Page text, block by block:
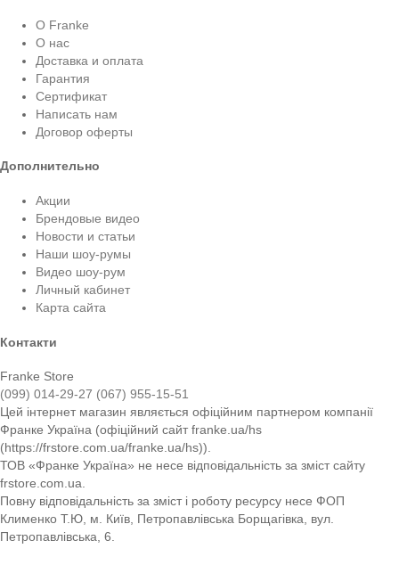
О Franke
О нас
Доставка и оплата
Гарантия
Сертификат
Написать нам
Договор оферты
Дополнительно
Акции
Брендовые видео
Новости и статьи
Наши шоу-румы
Видео шоу-рум
Личный кабинет
Карта сайта
Контакти
Franke Store
(099) 014-29-27 (067) 955-15-51
Цей інтернет магазин являється офіційним партнером компанії
Франке Україна (офіційний сайт franke.ua/hs
(https://frstore.com.ua/franke.ua/hs)).
ТОВ «Франке Україна» не несе відповідальність за зміст сайту
frstore.com.ua.
Повну відповідальність за зміст і роботу ресурсу несе ФОП
Клименко Т.Ю, м. Київ, Петропавлівська Борщагівка, вул.
Петропавлівська, 6.